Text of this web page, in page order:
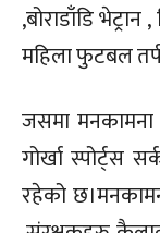
,बोराडाँडि
महिला फुटबल
जसमा
गोर्खा स्पोर्ट्स
रहेको